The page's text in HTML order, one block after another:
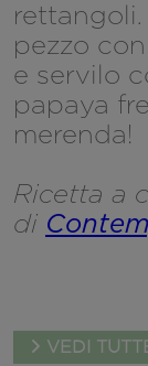
pezzo
e servilo
papaya
merenda!
Ricetta a
di
VEDI